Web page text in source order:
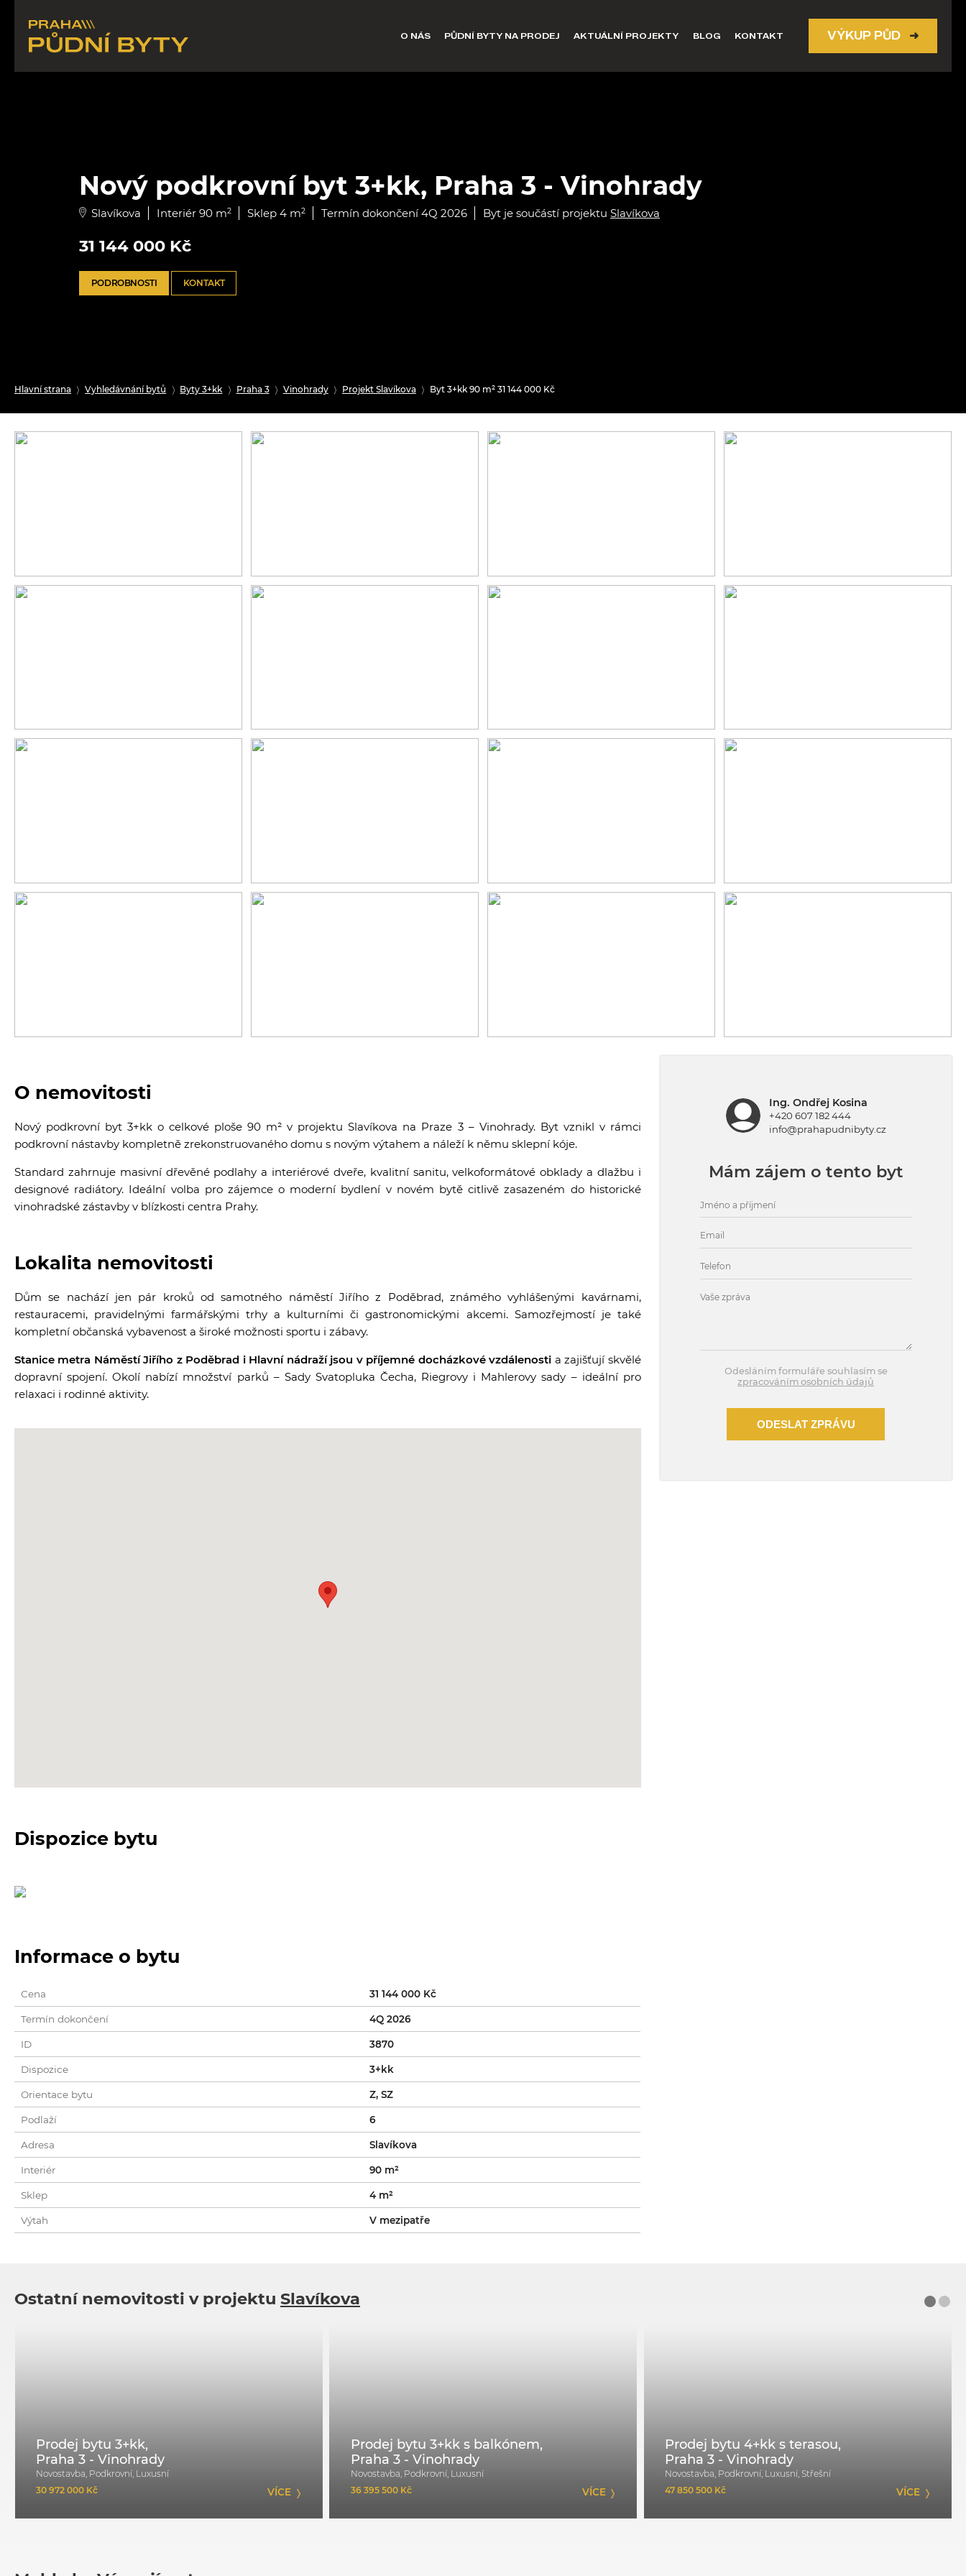
O NÁS PŮDNÍ BYTY NA PRODEJ AKTUÁLNÍ PROJEKTY BLOG KONTAKT VÝKUP PŮD ➜
Hlavní strana Vyhledávnání bytů Byty 3+kk Praha 3 Vinohrady Projekt Slavíkova Byt 3+kk 90 m² 31 144 000 Kč
Nový podkrovní byt 3+kk, Praha 3 - Vinohrady
Slavíkova Interiér 90 m2 Sklep 4 m2 Termín dokončení 4Q 2026 Byt je součástí projektu Slavíkova
31 144 000 Kč
PODROBNOSTI KONTAKT
O nemovitosti
Nový podkrovní byt 3+kk o celkové ploše 90 m² v projektu Slavíkova na Praze 3 – Vinohrady. Byt vznikl v rámci
podkrovní nástavby kompletně zrekonstruovaného domu s novým výtahem a náleží k němu sklepní kóje.
Standard zahrnuje masivní dřevěné podlahy a interiérové dveře, kvalitní sanitu, velkoformátové obklady a dlažbu i
designové radiátory. Ideální volba pro zájemce o moderní bydlení v novém bytě citlivě zasazeném do historické
vinohradské zástavby v blízkosti centra Prahy.
Lokalita nemovitosti
Dům se nachází jen pár kroků od samotného náměstí Jiřího z Poděbrad, známého vyhlášenými kavárnami,
restauracemi, pravidelnými farmářskými trhy a kulturními či gastronomickými akcemi. Samozřejmostí je také
kompletní občanská vybavenost a široké možnosti sportu i zábavy.
Stanice metra Náměstí Jiřího z Poděbrad i Hlavní nádraží jsou v příjemné docházkové vzdálenosti a zajišťují skvělé
dopravní spojení. Okolí nabízí množství parků – Sady Svatopluka Čecha, Riegrovy i Mahlerovy sady – ideální pro
relaxaci i rodinné aktivity.
Dispozice bytu
Informace o bytu
Cena 31 144 000 Kč
Termín dokončení 4Q 2026
ID 3870
Dispozice 3+kk
Orientace bytu Z, SZ
Podlaží 6
Adresa Slavíkova
Interiér 90 m²
Sklep 4 m²
Výtah V mezipatře
Ing. Ondřej Kosina
+420 607 182 444
info@prahapudnibyty.cz
Mám zájem o tento byt
Odesláním formuláře souhlasím se
zpracováním osobních údajů
ODESLAT ZPRÁVU
Ostatní nemovitosti v projektu Slavíkova
Prodej bytu 3+kk,
Praha 3 - Vinohrady
Novostavba, Podkrovní, Luxusní
30 972 000 Kč
VÍCE
Prodej bytu 3+kk s balkónem,
Praha 3 - Vinohrady
Novostavba, Podkrovní, Luxusní
36 395 500 Kč
VÍCE
Prodej bytu 4+kk s terasou,
Praha 3 - Vinohrady
Novostavba, Podkrovní, Luxusní, Střešní
47 850 500 Kč
VÍCE